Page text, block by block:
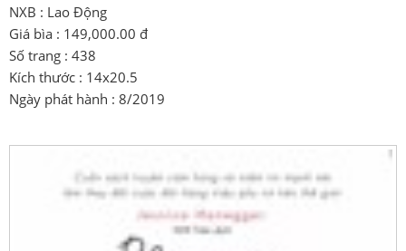
NXB : Lao Động
Giá bìa : 149,000.00 đ
Số trang : 438
Kích thước : 14x20.5
Ngày phát hành : 8/2019